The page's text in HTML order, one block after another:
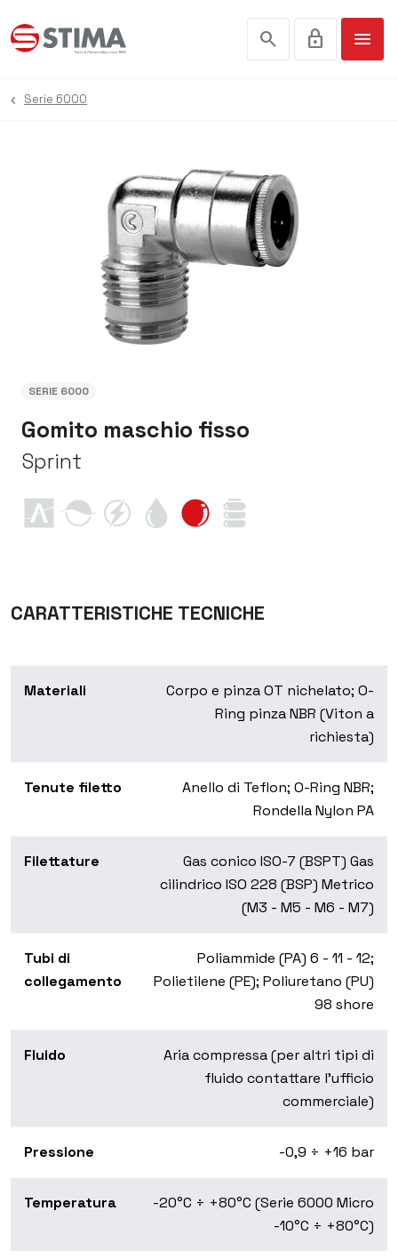
search lock menu
Serie 6000
SERIE 6000
Gomito maschio fisso
Sprint
CARATTERISTICHE TECNICHE
Materiali
Corpo e pinza OT nichelato; O-
Ring pinza NBR (Viton a
richiesta)
Tenute filetto
Anello di Teflon; O-Ring NBR;
Rondella Nylon PA
Filettature
Gas conico ISO-7 (BSPT) Gas
cilindrico ISO 228 (BSP) Metrico
(M3 - M5 - M6 - M7)
Tubi di
collegamento
Poliammide (PA) 6 - 11 - 12;
Polietilene (PE); Poliuretano (PU)
98 shore
Fluido
Aria compressa (per altri tipi di
fluido contattare l’ufficio
commerciale)
Pressione -0,9 ÷ +16 bar
Temperatura
-20°C ÷ +80°C (Serie 6000 Micro
-10°C ÷ +80°C)